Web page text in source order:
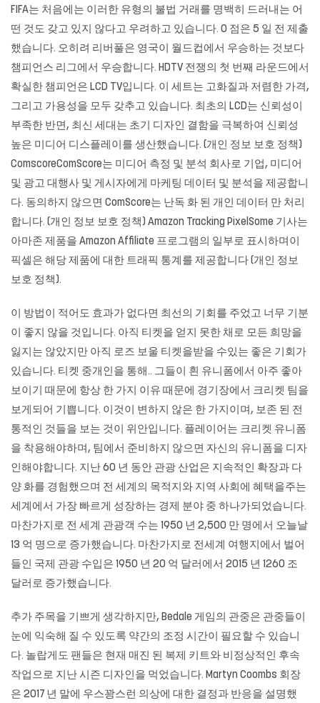
FIFA는 처음에는 이러한 유형의 불법 거래를 명백히 드러내는 어
떤 것도 갖고 있지 않다고 우려하고 있습니다. 0 점은 5 일 전 제출
했습니다. 오히려 리버풀은 영국이 월드컵에서 우승하는 것보다
챔피언스 리그에서 우승합니다. HDTV 전쟁의 첫 번째 라운드에서
확실한 챔피언은 LCD TV입니다. 이 세트는 고화질과 저렴한 가격,
그리고 가용성을 모두 갖추고 있습니다. 최초의 LCD는 신뢰성이
부족한 반면, 최신 세대는 초기 디자인 결함을 극복하여 신뢰성
높은 미디어 디스플레이를 생산했습니다. (개인 정보 보호 정책)
ComscoreComScore는 미디어 측정 및 분석 회사로 기업, 미디어
및 광고 대행사 및 게시자에게 마케팅 데이터 및 분석을 제공합니
다. 동의하지 않으면 ComScore는 난독 화 된 개인 데이터 만 처리
합니다. (개인 정보 보호 정책) Amazon Tracking PixelSome 기사는
아마존 제품을 Amazon Affiliate 프로그램의 일부로 표시하며이
픽셀은 해당 제품에 대한 트래픽 통계를 제공합니다 (개인 정보
보호 정책).
이 방법이 적어도 효과가 없다면 최선의 기회를 주었고 너무 기분
이 좋지 않을 것입니다. 아직 티켓을 얻지 못한 채로 모든 희망을
잃지는 않았지만 아직 로즈 보울 티켓을받을 수있는 좋은 기회가
있습니다. 티켓 중개인을 통해.. 그들이 흰 유니폼에서 아주 좋아
보이기 때문에 항상 한 가지 이유 때문에 경기장에서 크리켓 팀을
보게되어 기쁩니다. 이것이 변하지 않은 한 가지이며, 보존 된 전
통적인 것들을 보는 것이 위안입니다. 플레이어는 크리켓 유니폼
을 착용해야하며, 팀에서 준비하지 않으면 자신의 유니폼을 디자
인해야합니다. 지난 60 년 동안 관광 산업은 지속적인 확장과 다
양 화를 경험했으며 전 세계의 목적지와 지역 사회에 혜택을주는
세계에서 가장 빠르게 성장하는 경제 분야 중 하나가되었습니다.
마찬가지로 전 세계 관광객 수는 1950 년 2,500 만 명에서 오늘날
13 억 명으로 증가했습니다. 마찬가지로 전세계 여행지에서 벌어
들인 국제 관광 수입은 1950 년 20 억 달러에서 2015 년 1260 조
달러로 증가했습니다.
추가 주목을 기쁘게 생각하지만, Bedale 게임의 관중은 관중들이
눈에 익숙해 질 수 있도록 약간의 조정 시간이 필요할 수 있습니
다. 놀랍게도 팬들은 현재 매진 된 복제 키트와 비정상적인 후속
작업으로 지난 시즌 디자인을 먹었습니다. Martyn Coombs 회장
은 2017 년 말에 우스꽝스런 의상에 대한 결정과 반응을 설명했